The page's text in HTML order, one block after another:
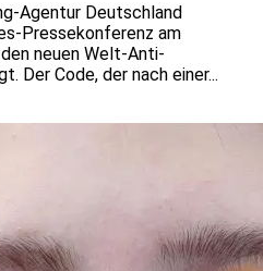
Agentur Deutschland
Pressekonferenz am
neuen Welt-Anti-
Der Code, der nach einer...